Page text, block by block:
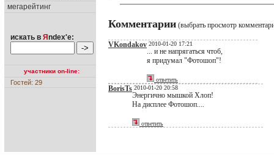
мегарейтинг
искать в Я ndex'е:
участники on-line:
Гостей: 29
Комментарии (выбрать просмотр
VKondakov 2010-01-20 17:21
... и не напрягаться чтоб,
я придумал "Фотошоп"!
ответить
BorisTs 2010-01-20 20:58
Энергично мышкой Хлоп!
На дисплее Фотошоп....
ответить